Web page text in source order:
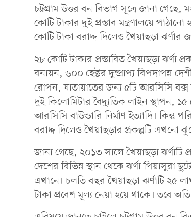
চট্টগ্রাম উত্তর বন বিভাগ সূত্রে জানা
কোটি টাকার দুই প্রস্তাব মন্ত্রণালয়ে
কোটি টাকা বরাদ্দ দিলেও খৈয়াছড়া
২৮ কোটি টাকার প্রস্তাবিত খৈয়াছড়া ঝর্ণা
বনায়ন, ৬০০ হেক্টর দুষ্প্রাপ্য বিপদাপন্ন
রোপন, যাতায়াতের জন্য ৫টি আরসিসি বক্স
দুই কিলোমিটার বৈদ্যুতিক লাইন স্থাপন,
আরসিসি বাউন্ডারি নির্মাণ ইত্যাদি। কিন্তু
বরাদ্দ দিলেও খৈয়াছড়ার প্রকল্পটি এখনো
জানা গেছে, ২০১৩ সালে খৈয়াছড়া
দেশের বিভিন্ন স্থান থেকে ঝর্ণা
এখানে। চলতি বছর খৈয়াছড়া ঝর্ণাটি ২৫
টাকা প্রবেশ মূল্য নেয়া হয়ে থাকে। তবে